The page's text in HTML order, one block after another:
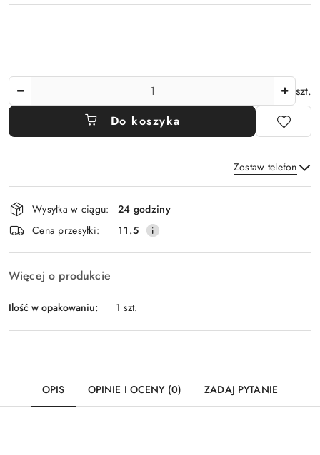
szt.
Do koszyka
Zostaw telefon
Wyślij
Dostępność
i
dostawa
Wysyłka w ciągu:
24 godziny
Cena przesyłki:
11.5
Więcej o produkcie
Ilość w opakowaniu: 1 szt.
OPIS OPINIE I OCENY (0) ZADAJ PYTANIE